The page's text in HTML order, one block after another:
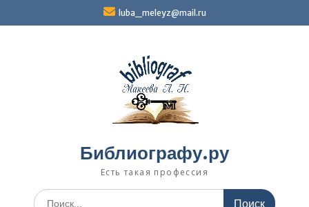
luba_meleyz@mail.ru
Библиографу.ру
Есть такая профессия
Поиск